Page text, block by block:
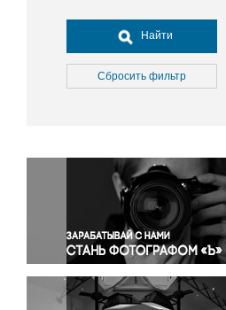
Досуг, туризм и отдых
Культура
Медицина
Окружающая среда
Политика
Правосудие
Происшествия и конфликты
Религия
Светская жизнь
Спорт
Найти
Сбросить фильтр